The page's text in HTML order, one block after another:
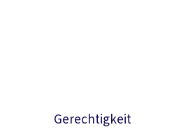
Gerechtigkeit